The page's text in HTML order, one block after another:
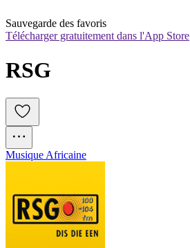
Sauvegarde des favoris
Télécharger gratuitement dans l'App Store
RSG
Musique Africaine